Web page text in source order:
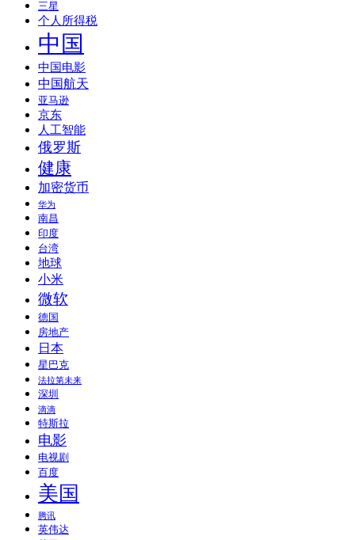
三星
个人所得税
中国
中国电影
中国航天
亚马逊
京东
人工智能
俄罗斯
健康
加密货币
华为
南昌
印度
台湾
地球
小米
微软
德国
房地产
日本
星巴克
法拉第未来
深圳
滴滴
特斯拉
电影
电视剧
百度
美国
腾讯
英伟达